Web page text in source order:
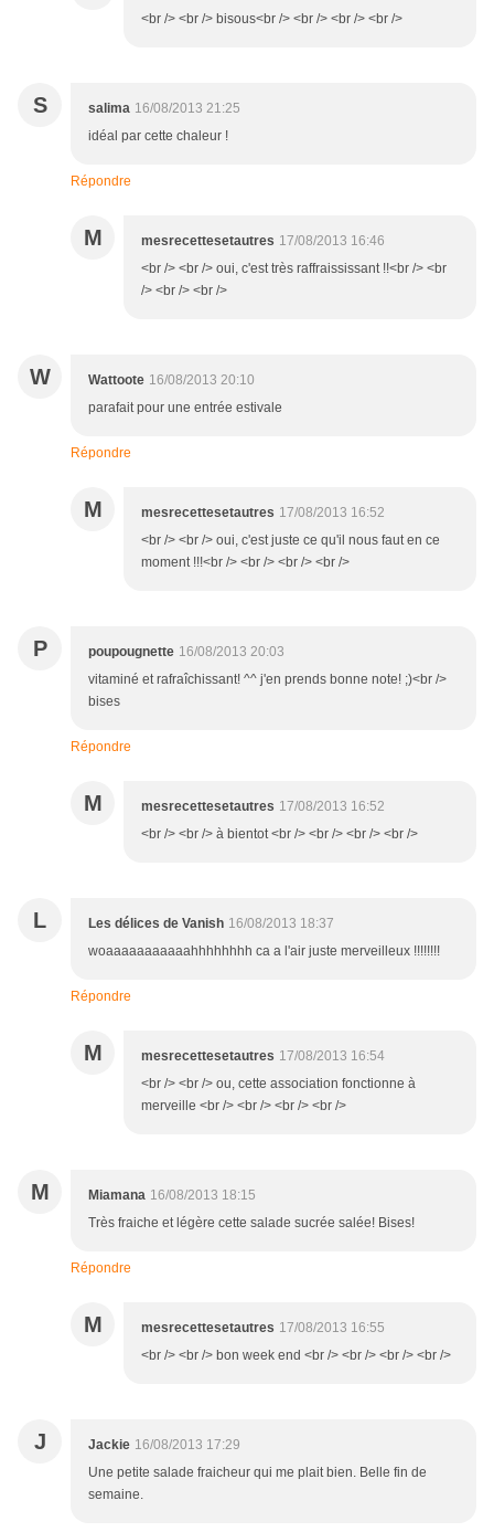
<br /> <br /> bisous<br /> <br /> <br /> <br />
S salima 16/08/2013 21:25
idéal par cette chaleur !
Répondre
M mesrecettesetautres 17/08/2013 16:46
<br /> <br /> oui, c'est très raffraississant !!<br /> <br
/> <br /> <br />
W Wattoote 16/08/2013 20:10
parafait pour une entrée estivale
Répondre
M mesrecettesetautres 17/08/2013 16:52
<br /> <br /> oui, c'est juste ce qu'il nous faut en ce
moment !!!<br /> <br /> <br /> <br />
P poupougnette 16/08/2013 20:03
vitaminé et rafraîchissant! ^^ j'en prends bonne note! ;)<br />
bises
Répondre
M mesrecettesetautres 17/08/2013 16:52
<br /> <br /> à bientot <br /> <br /> <br /> <br />
L Les délices de Vanish 16/08/2013 18:37
woaaaaaaaaaaahhhhhhhh ca a l'air juste merveilleux !!!!!!!!
Répondre
M mesrecettesetautres 17/08/2013 16:54
<br /> <br /> ou, cette association fonctionne à
merveille <br /> <br /> <br /> <br />
M Miamana 16/08/2013 18:15
Très fraiche et légère cette salade sucrée salée! Bises!
Répondre
M mesrecettesetautres 17/08/2013 16:55
<br /> <br /> bon week end <br /> <br /> <br /> <br />
J Jackie 16/08/2013 17:29
Une petite salade fraicheur qui me plait bien. Belle fin de
semaine.